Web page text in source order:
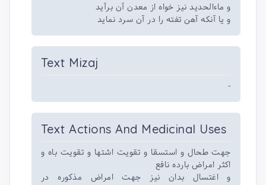
و ماءالحدید نیز خواه از معدن آن برآید
و یا آنکه آهن تفته را در آن سرد نماید
Text Mizaj
-
Text Actions And Medicinal Uses
جهت طحال و استسقا و تقویت اشتها و تقویت باه و
اکثر امراض بارده نافع
و اغتسال بدان نیز جهت امراض مذکوره در